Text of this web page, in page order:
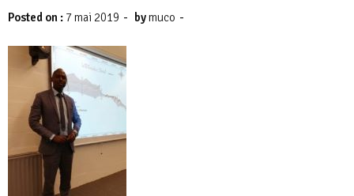
Posted on : 7 mai 2019 - bymuco -